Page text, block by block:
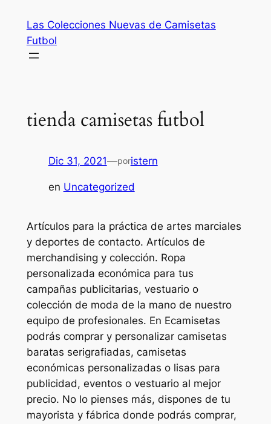
contenido
Las Colecciones Nuevas de Camisetas
Futbol
tienda camisetas futbol
Dic 31, 2021—poristern
en Uncategorized
Artículos para la práctica de artes marciales
y deportes de contacto. Artículos de
merchandising y colección. Ropa
personalizada económica para tus
campañas publicitarias, vestuario o
colección de moda de la mano de nuestro
equipo de profesionales. En Ecamisetas
podrás comprar y personalizar camisetas
baratas serigrafiadas, camisetas
económicas personalizadas o lisas para
publicidad, eventos o vestuario al mejor
precio. No lo pienses más, dispones de tu
mayorista y fábrica donde podrás comprar,